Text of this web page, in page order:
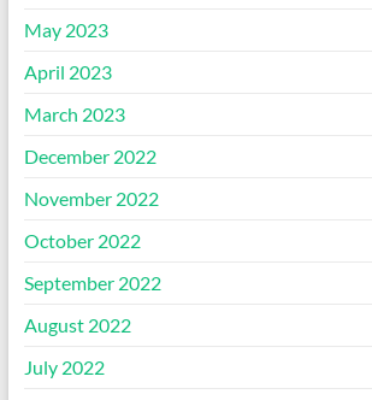
May 2023
April 2023
March 2023
December 2022
November 2022
October 2022
September 2022
August 2022
July 2022